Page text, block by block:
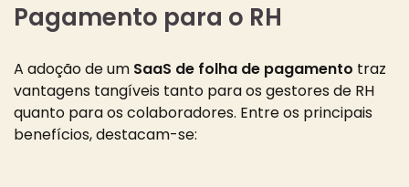
Pagamento para o RH
A adoção de um SaaS de folha de pagamento traz
vantagens tangíveis tanto para os gestores de RH
quanto para os colaboradores. Entre os principais
benefícios, destacam-se: